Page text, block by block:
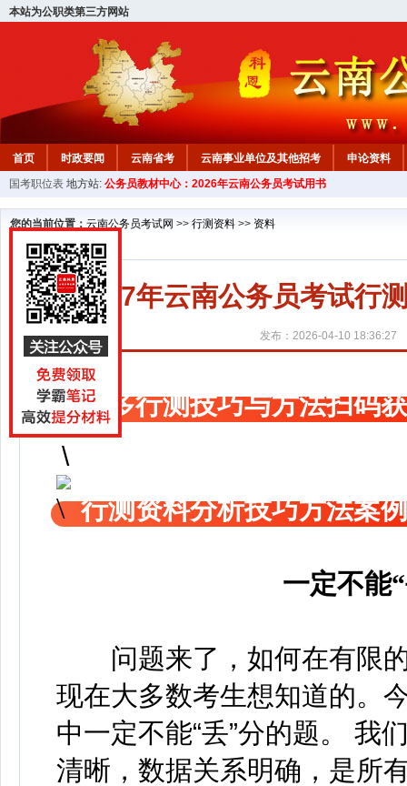
本站为公职类第三方网站
首页 时政要闻 云南省考 云南事业单位及其他招考
申论资料
国考职位表 地方站: 公务员教材中心：2026年云南公务员考试用书
您的当前位置： 云南公务员考试网 >> 行测资料 >> 资料
2027年云南公务员考试行
发布：2026-04-10 18:36:27
更多行测技巧与方法扫码
行测资料分析技巧方法案例
一定不能
问题来了，如何在有限的
现在大多数考生想知道的。
中一定不能“丢”分的题。 我
清晰，数据关系明确，是所